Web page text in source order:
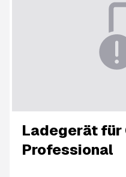
Ladegerät für
Professional